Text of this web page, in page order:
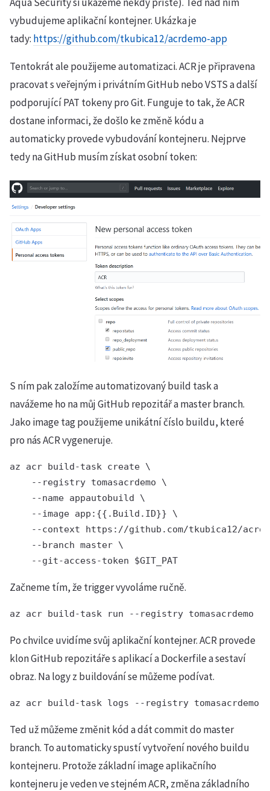
vybudujeme aplikační kontejner. Ukázka je
tady: https://github.com/tkubica12/acrdemo-app
Tentokrát ale použijeme automatizaci. ACR je připravena
pracovat s veřejným i privátním GitHub nebo VSTS a další
podporující PAT tokeny pro Git. Funguje to tak, že ACR
dostane informaci, že došlo ke změně kódu a
automaticky provede vybudování kontejneru. Nejprve
tedy na GitHub musím získat osobní token:
S ním pak založíme automatizovaný build task a
navážeme ho na můj GitHub repozitář a master branch.
Jako image tag použijeme unikátní číslo buildu, které
pro nás ACR vygeneruje.
az acr build-task create \
    --registry tomasacrdemo \
    --name appautobuild \
    --image app:{{.Build.ID}} \
--context https://github.com/tkubica12/
    --branch master \
    --git-access-token $GIT_PAT
Začneme tím, že trigger vyvoláme ručně.
Po chvilce uvidíme svůj aplikační kontejner. ACR provede
klon GitHub repozitáře s aplikací a Dockerfile a sestaví
obraz. Na logy z buildování se můžeme podívat.
az acr build-task logs --registry tomasacrdemo
Ted už můžeme změnit kód a dát commit do master
branch. To automaticky spustí vytvoření nového buildu
kontejneru. Protože základní image aplikačního
kontejneru je veden ve stejném ACR, změna základního